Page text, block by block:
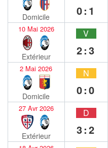
Domicile 0:1
10 Mai 2026
Extérieur
V
2:3
2 Mai 2026
Domicile
N
0:0
27 Avr 2026
Extérieur
D
3:2